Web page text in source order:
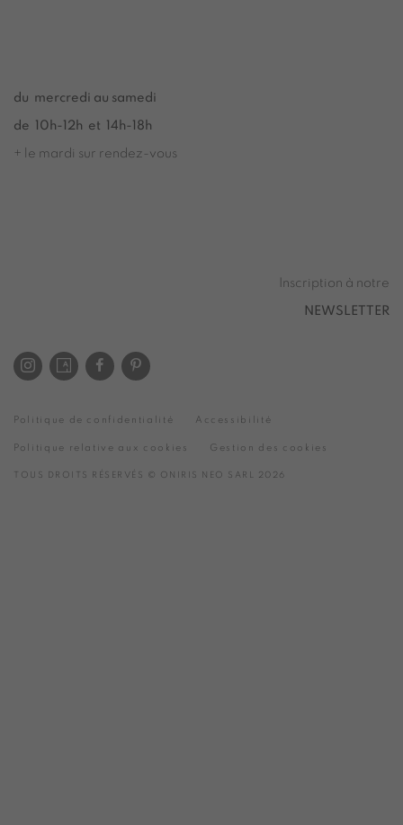
du mercredi au samedi
de 10h-12h et 14h-18h
+ le mardi sur rendez-vous
Inscription à notre
NEWSLETTER
Politique de confidentialité Accessibilité
Politique relative aux cookies Gestion des cookies
TOUS DROITS RÉSERVÉS © ONIRIS NEO SARL 2026